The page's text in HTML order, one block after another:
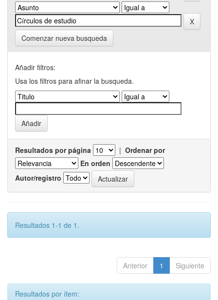
Comenzar nueva busqueda
Añadir filtros:
Usa los filtros para afinar la busqueda.
Resultados por página | Ordenar por
En orden
Autor/registro
Resultados 1-1 de 1.
Anterior 1 Siguiente
Resultados por ítem: